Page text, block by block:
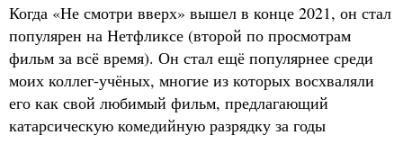
Когда «Не смотри вверх» вышел в конце 2021, он стал
популярен на Нетфликсе (второй по просмотрам
фильм за всё время). Он стал ещё популярнее среди
моих коллег-учёных, многие из которых восхваляли
его как свой любимый фильм, предлагающий
катарсическую комедийную разрядку за годы